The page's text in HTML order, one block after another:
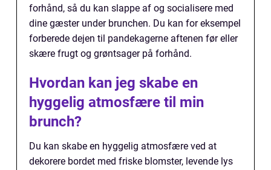
forhånd, så du kan slappe af og socialisere med
dine gæster under brunchen. Du kan for eksempel
forberede dejen til pandekagerne aftenen før eller
skære frugt og grøntsager på forhånd.
Hvordan kan jeg skabe en
hyggelig atmosfære til min
brunch?
Du kan skabe en hyggelig atmosfære ved at
dekorere bordet med friske blomster, levende lys